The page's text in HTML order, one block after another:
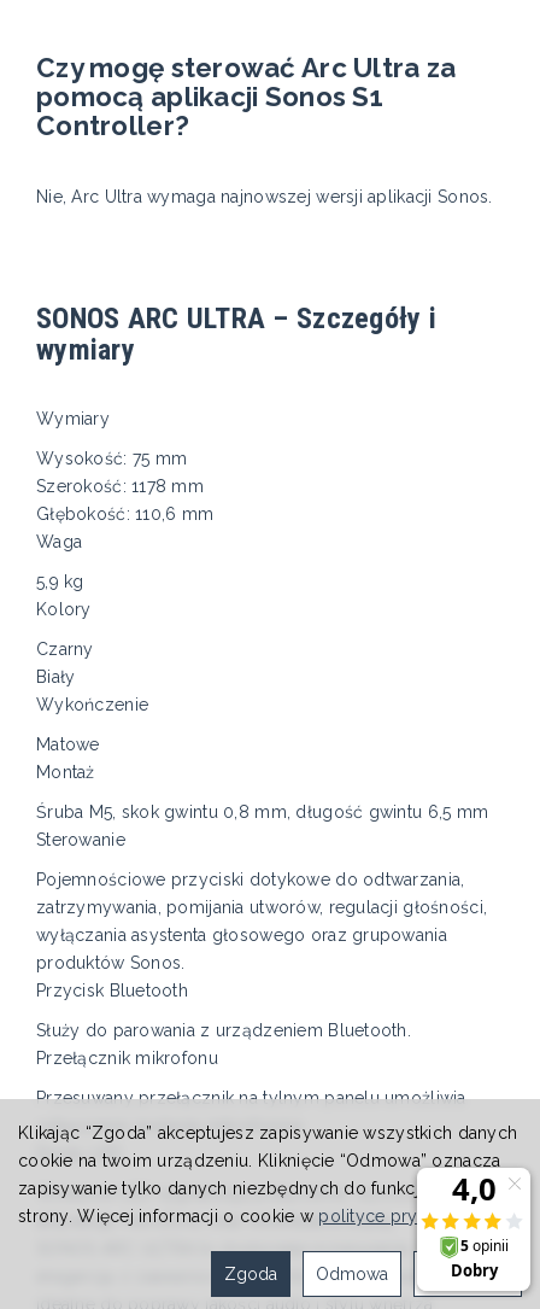
Czy mogę sterować Arc Ultra za
pomocą aplikacji Sonos S1
Controller?
Nie, Arc Ultra wymaga najnowszej wersji aplikacji Sonos.
SONOS ARC ULTRA – Szczegóły i
wymiary
Wymiary
Wysokość: 75 mm
Szerokość: 1178 mm
Głębokość: 110,6 mm
Waga
5,9 kg
Kolory
Czarny
Biały
Wykończenie
Matowe
Montaż
Śruba M5, skok gwintu 0,8 mm, długość gwintu 6,5 mm
Sterowanie
Pojemnościowe przyciski dotykowe do odtwarzania,
zatrzymywania, pomijania utworów, regulacji głośności,
wyłączania asystenta głosowego oraz grupowania
produktów Sonos.
Przycisk Bluetooth
Służy do parowania z urządzeniem Bluetooth.
Przełącznik mikrofonu
Przesuwany przełącznik na tylnym panelu umożliwia
odłączenie zasilania mikrofonów.
Diody LED
Wskaźniki LED sygnalizują połączenie, wyciszenie,
aktywację mikrofonu oraz ewentualne błędy.
SONOS ARC ULTRA to doskonałe rozwiązanie, łączące
elegancję z zaawansowaną technologią dźwiękową,
Klikając “Zgoda” akceptujesz zapisywanie wszystkich danych
cookie na twoim urządzeniu. Kliknięcie “Odmowa” oznacza
zapisywanie tylko danych niezbędnych do funkcjonowania
strony. Więcej informacji o cookie w polityce prywatności.
Ustawienia
Odmowa
Zgoda